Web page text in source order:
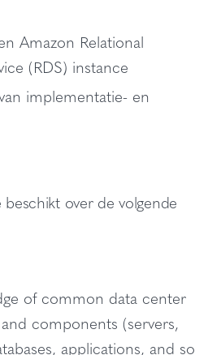
Amazon Relational
(RDS) instance
implementatie- en
over de volgende
of common data center
components (servers,
applications, and so